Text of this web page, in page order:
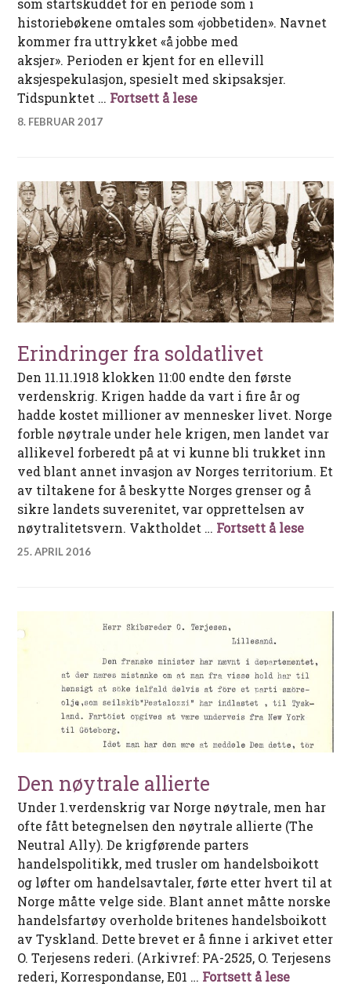
som startskuddet for en periode som i
historiebøkene omtales som «jobbetiden». Navnet
kommer fra uttrykket «å jobbe med
aksjer». Perioden er kjent for en ellevill
aksjespekulasjon, spesielt med skipsaksjer.
Tidspunktet … Fortsett å leseBønder på børsen
8. FEBRUAR 2017
Erindringer fra soldatlivet
Den 11.11.1918 klokken 11:00 endte den første
verdenskrig. Krigen hadde da vart i fire år og
hadde kostet millioner av mennesker livet. Norge
forble nøytrale under hele krigen, men landet var
allikevel forberedt på at vi kunne bli trukket inn
ved blant annet invasjon av Norges territorium. Et
av tiltakene for å beskytte Norges grenser og å
sikre landets suverenitet, var opprettelsen av
nøytralitetsvern. Vaktholdet … Fortsett å lese
25. APRIL 2016
Den nøytrale allierte
Under 1.verdenskrig var Norge nøytrale, men har
ofte fått betegnelsen den nøytrale allierte (The
Neutral Ally). De krigførende parters
handelspolitikk, med trusler om handelsboikott
og løfter om handelsavtaler, førte etter hvert til at
Norge måtte velge side. Blant annet måtte norske
handelsfartøy overholde britenes handelsboikott
av Tyskland. Dette brevet er å finne i arkivet etter
O. Terjesens rederi. (Arkivref: PA-2525, O. Terjesens
rederi, Korrespondanse, E01 … Fortsett å leseDen